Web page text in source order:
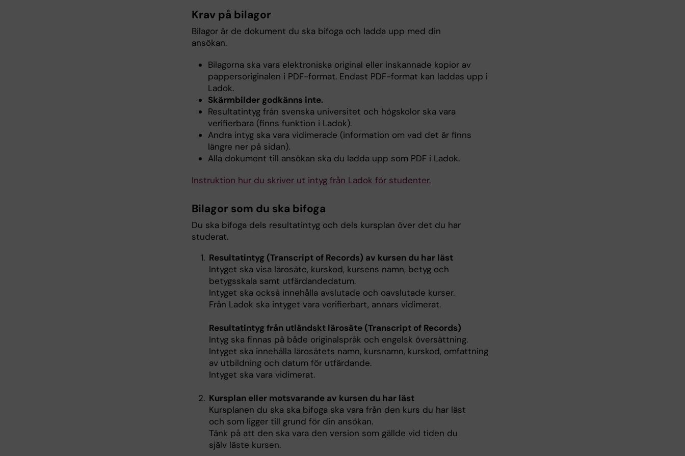
Krav på bilagor
Bilagor är de dokument du ska bifoga och ladda upp med din
ansökan.
Bilagorna ska vara elektroniska original eller inskannade kopior av
pappersoriginalen i PDF-format. Endast PDF-format kan laddas upp i
Ladok.
Skärmbilder godkänns inte.
Resultatintyg från svenska universitet och högskolor ska vara
verifierbara (finns funktion i Ladok).
Andra intyg ska vara vidimerade (information om vad det är finns
längre ner på sidan).
Alla dokument till ansökan ska du ladda upp som PDF i Ladok.
Instruktion hur du skriver ut intyg från Ladok för studenter.
Bilagor som du ska bifoga
Du ska bifoga dels resultatintyg och dels kursplan över det du har
studerat.
Resultatintyg (Transcript of Records) av kursen du har läst
Intyget ska visa lärosäte, kurskod, kursens namn, betyg och
betygsskala samt utfärdandedatum.
Intyget ska också innehålla avslutade och oavslutade kurser.
Från Ladok ska intyget vara verifierbart, annars vidimerat.
Resultatintyg från utländskt lärosäte (Transcript of Records)
Intyg ska finnas på både originalspråk och engelsk översättning.
Intyget ska innehålla lärosätets namn, kursnamn, kurskod, omfattning
av utbildning och datum för utfärdande.
Intyget ska vara vidimerat.
Kursplan eller motsvarande av kursen du har läst
Kursplanen du ska ska bifoga ska vara från den kurs du har läst
och som ligger till grund för din ansökan.
Tänk på att den ska vara den version som gällde vid tiden du
själv läste kursen.